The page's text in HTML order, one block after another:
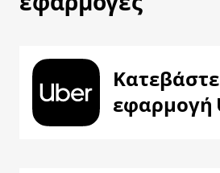
εφαρμογή